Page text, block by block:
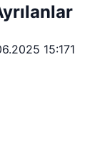
15:171